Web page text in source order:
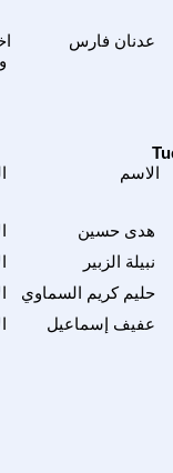
عدنان فارس
الاسم
هدى حسين
نبيلة الزبير
حليم كريم السماوي
عفيف إسماعيل